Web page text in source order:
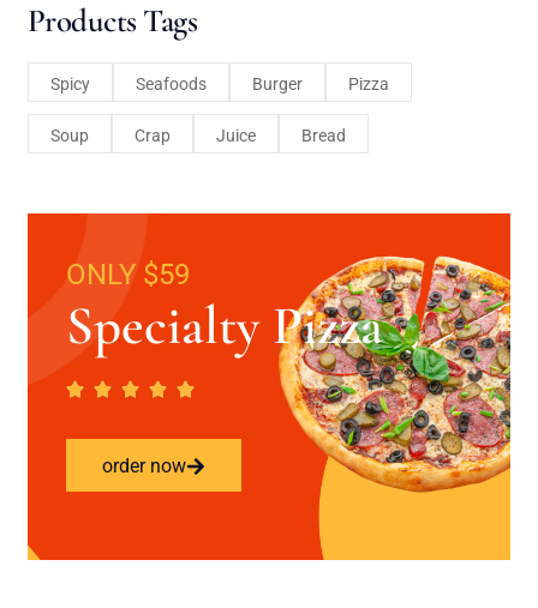
Products Tags
Spicy Seafoods Burger Pizza
Soup Crap Juice Bread
ONLY $59
Specialty Pizza
order now